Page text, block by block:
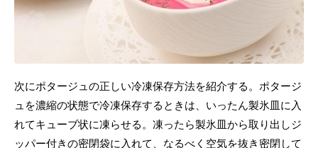
次にポタージュの正しい冷凍保存方法を紹介する。ポタージ
ュを濃縮の状態で冷凍保存するときは、いったん製氷皿に入
れてキューブ状に凍らせる。凍ったら製氷皿から取り出しジ
ッパー付きの密閉袋に入れて、なるべく空気を抜き密閉して